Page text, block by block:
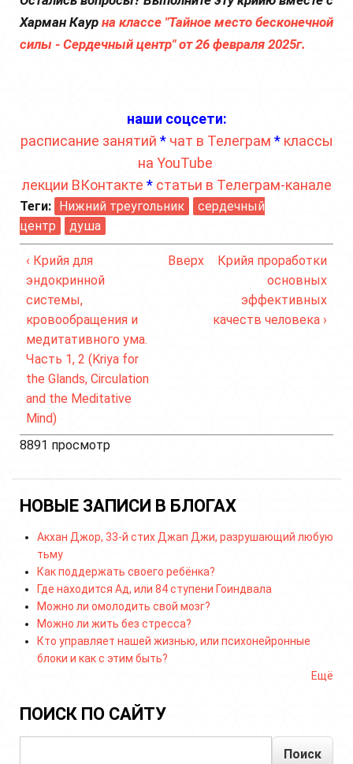
Харман Каур на классе "Тайное место бесконечной
силы - Сердечный центр" от 26 февраля 2025г.
наши соцсети:
расписание занятий * чат в Телеграм * классы
на YouTube
лекции ВКонтакте * статьи в Телеграм-канале
Теги: Нижний треугольник
сердечный
центр
душа
‹ Крийя для
эндокринной
системы,
кровообращения и
медитативного ума.
Часть 1, 2 (Kriya for
the Glands, Circulation
and the Meditative
Mind)
Вверх
Крийя проработки
основных
эффективных
качеств человека ›
8891 просмотр
НОВЫЕ ЗАПИСИ В БЛОГАХ
Акхан Джор, 33-й стих Джап Джи, разрушающий любую
тьму
Как поддержать своего ребёнка?
Где находится Ад, или 84 ступени Гоиндвала
Можно ли омолодить свой мозг?
Можно ли жить без стресса?
Кто управляет нашей жизнью, или психонейронные
блоки и как с этим быть?
Ещё
ПОИСК ПО САЙТУ